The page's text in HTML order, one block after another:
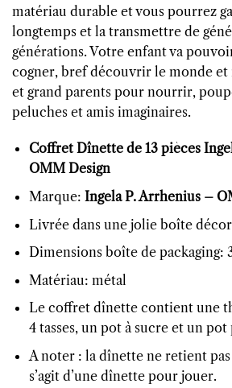
matériau durable et vous pourrez
longtemps et la transmettre de
générations. Votre enfant va
cogner, bref découvrir le monde et
et grand parents pour nourrir,
peluches et amis imaginaires.
Coffret Dînette de 13 pièces
OMM Design
Marque: Ingela P. Arrhenius –
Livrée dans une jolie boîte
Dimensions boîte de packaging:
Matériau: métal
Le coffret dînette contient une
4 tasses, un pot à sucre et un
A noter : la dînette ne retient
s’agit d’une dînette pour jouer.